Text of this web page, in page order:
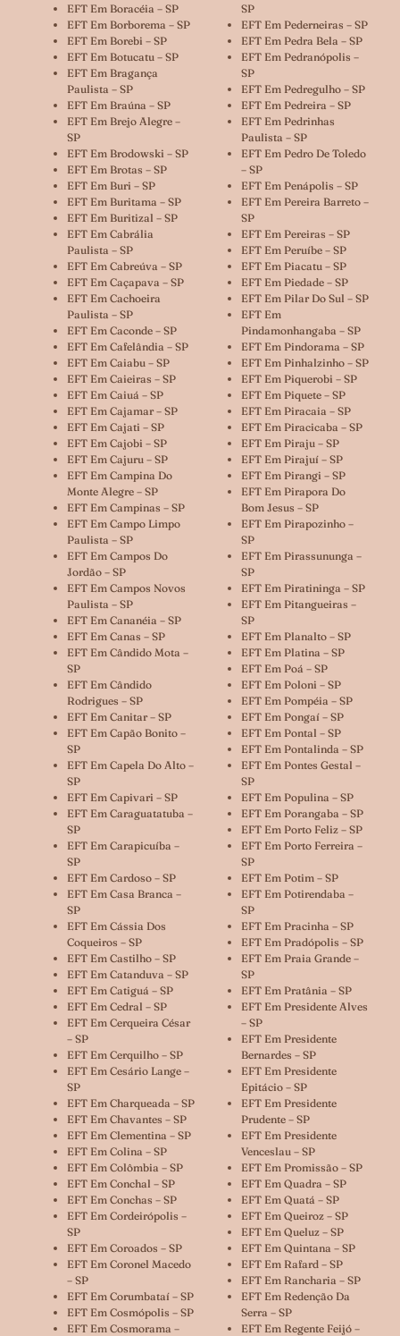
EFT Em Boracéia – SP
EFT Em Borborema – SP
EFT Em Borebi – SP
EFT Em Botucatu – SP
EFT Em Bragança
Paulista – SP
EFT Em Braúna – SP
EFT Em Brejo Alegre –
SP
EFT Em Brodowski – SP
EFT Em Brotas – SP
EFT Em Buri – SP
EFT Em Buritama – SP
EFT Em Buritizal – SP
EFT Em Cabrália
Paulista – SP
EFT Em Cabreúva – SP
EFT Em Caçapava – SP
EFT Em Cachoeira
Paulista – SP
EFT Em Caconde – SP
EFT Em Cafelândia – SP
EFT Em Caiabu – SP
EFT Em Caieiras – SP
EFT Em Caiuá – SP
EFT Em Cajamar – SP
EFT Em Cajati – SP
EFT Em Cajobi – SP
EFT Em Cajuru – SP
EFT Em Campina Do
Monte Alegre – SP
EFT Em Campinas – SP
EFT Em Campo Limpo
Paulista – SP
EFT Em Campos Do
Jordão – SP
EFT Em Campos Novos
Paulista – SP
EFT Em Cananéia – SP
EFT Em Canas – SP
EFT Em Cândido Mota –
SP
EFT Em Cândido
Rodrigues – SP
EFT Em Canitar – SP
EFT Em Capão Bonito –
SP
EFT Em Capela Do Alto –
SP
EFT Em Capivari – SP
EFT Em Caraguatatuba –
SP
EFT Em Carapicuíba –
SP
EFT Em Cardoso – SP
EFT Em Casa Branca –
SP
EFT Em Cássia Dos
Coqueiros – SP
EFT Em Castilho – SP
EFT Em Catanduva – SP
EFT Em Catiguá – SP
EFT Em Cedral – SP
EFT Em Cerqueira César
– SP
EFT Em Cerquilho – SP
EFT Em Cesário Lange –
SP
EFT Em Charqueada – SP
EFT Em Chavantes – SP
EFT Em Clementina – SP
EFT Em Colina – SP
EFT Em Colômbia – SP
EFT Em Conchal – SP
EFT Em Conchas – SP
EFT Em Cordeirópolis –
SP
EFT Em Coroados – SP
EFT Em Coronel Macedo
– SP
EFT Em Corumbataí – SP
EFT Em Cosmópolis – SP
EFT Em Cosmorama –
SP
EFT Em Pederneiras – SP
EFT Em Pedra Bela – SP
EFT Em Pedranópolis –
SP
EFT Em Pedregulho – SP
EFT Em Pedreira – SP
EFT Em Pedrinhas
Paulista – SP
EFT Em Pedro De Toledo
– SP
EFT Em Penápolis – SP
EFT Em Pereira Barreto –
SP
EFT Em Pereiras – SP
EFT Em Peruíbe – SP
EFT Em Piacatu – SP
EFT Em Piedade – SP
EFT Em Pilar Do Sul – SP
EFT Em
Pindamonhangaba – SP
EFT Em Pindorama – SP
EFT Em Pinhalzinho – SP
EFT Em Piquerobi – SP
EFT Em Piquete – SP
EFT Em Piracaia – SP
EFT Em Piracicaba – SP
EFT Em Piraju – SP
EFT Em Pirajuí – SP
EFT Em Pirangi – SP
EFT Em Pirapora Do
Bom Jesus – SP
EFT Em Pirapozinho –
SP
EFT Em Pirassununga –
SP
EFT Em Piratininga – SP
EFT Em Pitangueiras –
SP
EFT Em Planalto – SP
EFT Em Platina – SP
EFT Em Poá – SP
EFT Em Poloni – SP
EFT Em Pompéia – SP
EFT Em Pongaí – SP
EFT Em Pontal – SP
EFT Em Pontalinda – SP
EFT Em Pontes Gestal –
SP
EFT Em Populina – SP
EFT Em Porangaba – SP
EFT Em Porto Feliz – SP
EFT Em Porto Ferreira –
SP
EFT Em Potim – SP
EFT Em Potirendaba –
SP
EFT Em Pracinha – SP
EFT Em Pradópolis – SP
EFT Em Praia Grande –
SP
EFT Em Pratânia – SP
EFT Em Presidente Alves
– SP
EFT Em Presidente
Bernardes – SP
EFT Em Presidente
Epitácio – SP
EFT Em Presidente
Prudente – SP
EFT Em Presidente
Venceslau – SP
EFT Em Promissão – SP
EFT Em Quadra – SP
EFT Em Quatá – SP
EFT Em Queiroz – SP
EFT Em Queluz – SP
EFT Em Quintana – SP
EFT Em Rafard – SP
EFT Em Rancharia – SP
EFT Em Redenção Da
Serra – SP
EFT Em Regente Feijó –